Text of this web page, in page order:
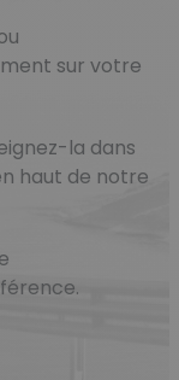
sur votre
la dans
haut de notre